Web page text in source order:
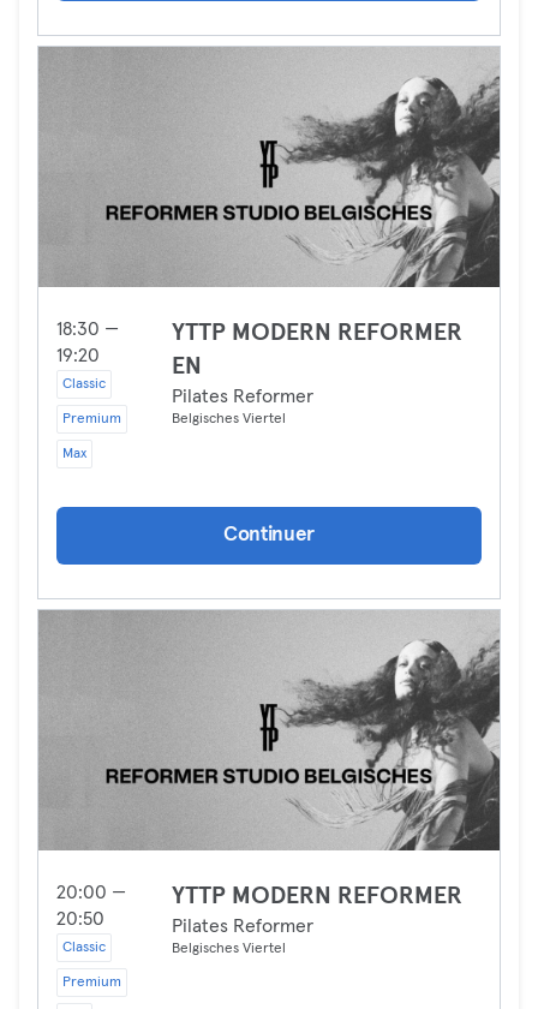
18:30 —
19:20
Classic
Premium
Max
YTTP MODERN REFORMER
EN
Pilates Reformer
Belgisches Viertel
Continuer
20:00 —
20:50
Classic
Premium
YTTP MODERN REFORMER
Pilates Reformer
Belgisches Viertel